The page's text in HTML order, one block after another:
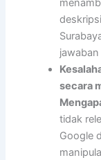
secara
tidak
Google